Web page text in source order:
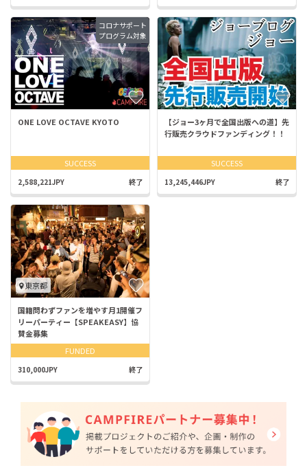
コロナサポート
プログラム対象
ONE LOVE OCTAVE KYOTO
SUCCESS
2,588,221JPY 終了
【ジョー3ヶ月で全国出版への道】先
行販売クラウドファンディング！！
SUCCESS
13,245,446JPY 終了
東京都
国籍問わずファンを増やす月1開催フ
リーパーティー【SPEAKEASY】協
賛金募集
FUNDED
310,000JPY 終了